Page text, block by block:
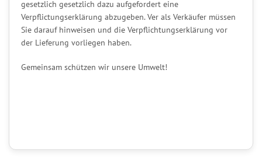
gesetzlich gesetzlich dazu aufgefordert eine
Verpflictungserklärung abzugeben. Ver als Verkäufer müssen
Sie darauf hinweisen und die Verpflichtungserklärung vor
der Lieferung vorliegen haben.
Gemeinsam schützen wir unsere Umwelt!